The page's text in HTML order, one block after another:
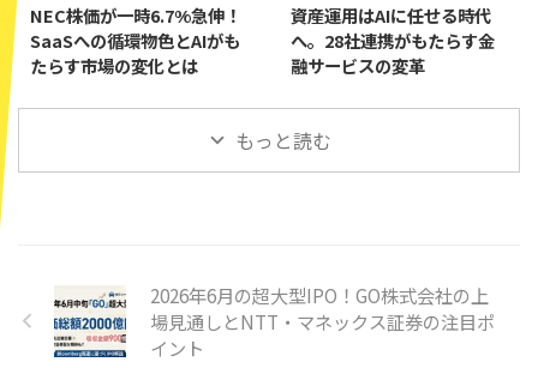
NEC株価が一時6.7%急伸！
SaaSへの循環物色とAIがも
たらす市場の変化とは
資産運用はAIに任せる時代
へ。28社連携がもたらす金
融サービスの変革
もっと読む
2026年6月の超大型IPO！GO株式会社の上
場見通しとNTT・マネックス証券の注目ポ
イント